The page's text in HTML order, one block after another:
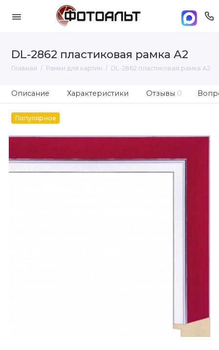
DL-2862 пластиковая рамка А2
Главная Рамки для картин DL-2862 пластиковая рамка А2
Описание Характеристики Отзывы 0
Популярное